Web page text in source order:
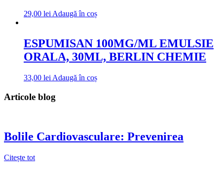
29,00 lei Adaugă în coș
ESPUMISAN 100MG/ML EMULSIE
ORALA, 30ML, BERLIN CHEMIE
33,00 lei Adaugă în coș
Articole blog
Bolile Cardiovasculare: Prevenirea
Citește tot